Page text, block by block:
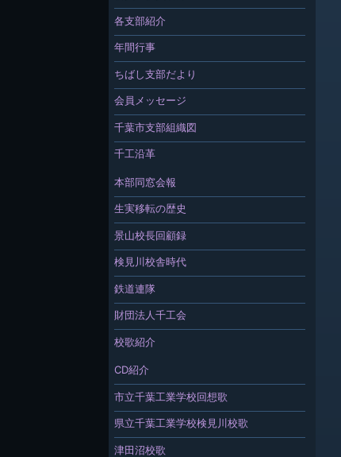
各支部紹介
年間行事
ちばし支部だより
会員メッセージ
千葉市支部組織図
千工沿革
本部同窓会報
生実移転の歴史
景山校長回顧録
検見川校舎時代
鉄道連隊
財団法人千工会
校歌紹介
CD紹介
市立千葉工業学校回想歌
県立千葉工業学校検見川校歌
津田沼校歌